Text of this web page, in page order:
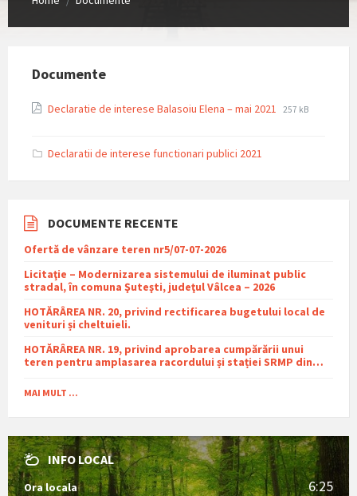
Documente
Declaratie de interese Balasoiu Elena – mai 2021
File
File
257 kB
Declaratii de interese functionari publici 2021
DOCUMENTE RECENTE
Ofertă de vânzare teren nr5/07-07-2026
Licitaţie – Modernizarea sistemului de iluminat public
stradal, în comuna Şuteşti, judeţul Vâlcea – 2026
HOTĂRÂREA NR. 20, privind rectificarea bugetului local de
venituri și cheltuieli.
HOTĂRÂREA NR. 19, privind aprobarea cumpărării unui
teren pentru amplasarea racordului și stației SRMP din
comuna Sutești.
MAI MULT ...
INFO LOCAL
Ora locala 6:25